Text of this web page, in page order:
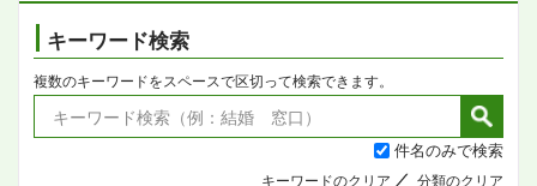
キーワード検索
複数のキーワードをスペースで区切って検索できます。
件名のみで検索
キーワードのクリア 分類のクリア